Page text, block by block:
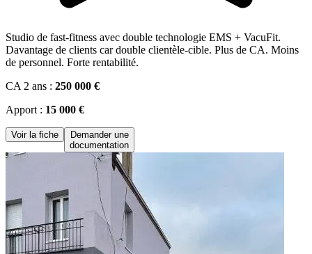
Studio de fast-fitness avec double technologie EMS + VacuFit.
Davantage de clients car double clientèle-cible. Plus de CA. Moins
de personnel. Forte rentabilité.
CA 2 ans : 250 000 €
Apport : 15 000 €
Voir la fiche
Demander une
documentation